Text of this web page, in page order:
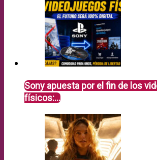
Sony apuesta por el fin de los
físicos:…